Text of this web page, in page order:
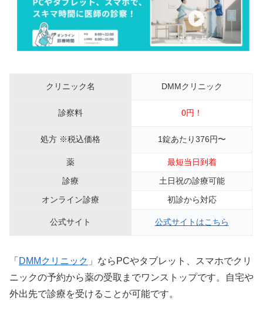
クリニック名 DMMクリニック
診察料 0円！
処方 ※税込価格 1錠あたり376円〜
薬
最短当日到着
診療
土日祝の診療可能
オンライン診療
初診から対応
公式サイト 公式サイトはこちら
「 DMMクリニック 」ならPCやタブレット、スマホでクリ
ニックの予約から薬の受取までワンストップです。自宅や
外出先で診療を受けることが可能です。